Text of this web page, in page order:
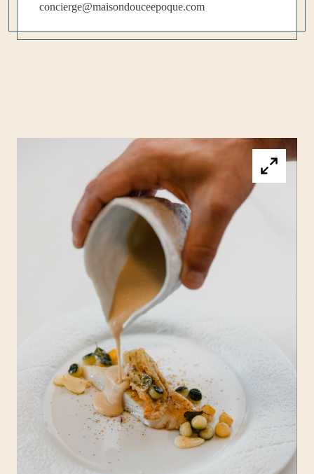
concierge@maisondouceepoque.com